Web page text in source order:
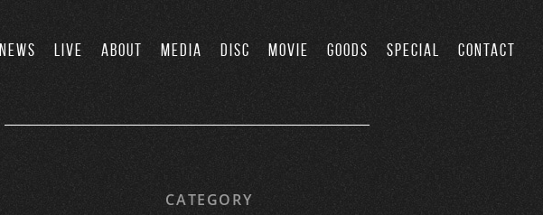
NEWS LIVE ABOUT MEDIA DISC MOVIE GOODS SPECIAL CONTACT
CATEGORY